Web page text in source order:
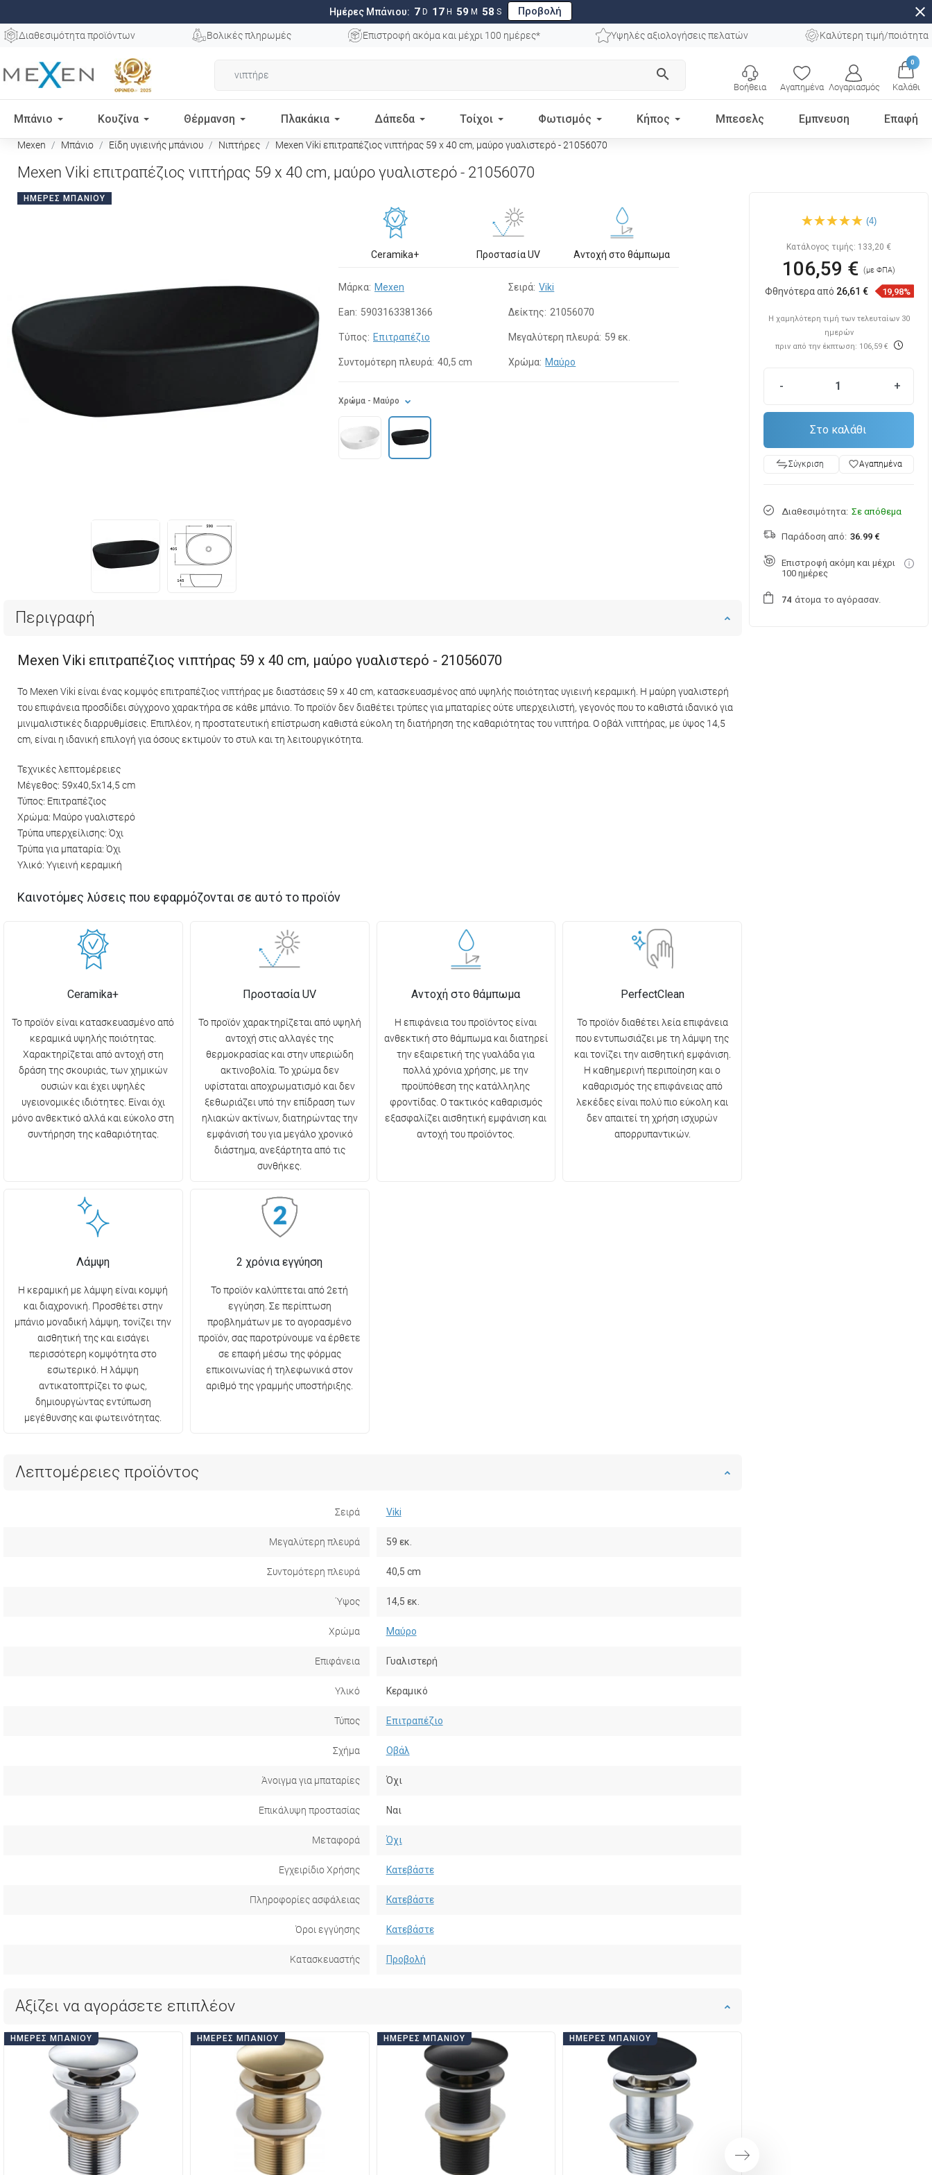
Ημέρες Μπάνιου: 7 D 17 H 59 M 57 S Προβολή close
Διαθεσιμότητα προϊόντων Βολικές πληρωμές Επιστροφή ακόμα και μέχρι 100 ημέρες* Υψηλές αξιολογήσεις πελατών Καλύτερη τιμή/ποιότητα
search
Αγαπημένα Λογαριασμός
0
Καλάθι
Βοήθεια
Μπάνιο Κουζίνα Θέρμανση Πλακάκια Δάπεδα Τοίχοι Φωτισμός Κήπος Μπεσελς Εμπνευση Επαφή
Mexen Μπάνιο Είδη υγιεινής μπάνιου Νιπτήρες Mexen Viki επιτραπέζιος νιπτήρας 59 x 40 cm, μαύρο γυαλιστερό - 21056070
Mexen Viki επιτραπέζιος νιπτήρας 59 x 40 cm, μαύρο γυαλιστερό - 21056070
ΗΜΈΡΕΣ ΜΠΆΝΙΟΥ
Ceramika+ Προστασία UV Αντοχή στο θάμπωμα
Μάρκα: Mexen Σειρά: Viki
Ean: 5903163381366 Δείκτης: 21056070
Τύπος: Επιτραπέζιο Μεγαλύτερη πλευρά: 59 εκ.
Συντομότερη πλευρά: 40,5 cm Χρώμα: Μαύρο
Χρώμα - Μαύρο
Περιγραφή
Mexen Viki επιτραπέζιος νιπτήρας 59 x 40 cm, μαύρο γυαλιστερό - 21056070
Το Mexen Viki είναι ένας κομψός επιτραπέζιος νιπτήρας με διαστάσεις 59 x 40 cm, κατασκευασμένος από υψηλής ποιότητας υγιεινή κεραμική. Η μαύρη γυαλιστερή
του επιφάνεια προσδίδει σύγχρονο χαρακτήρα σε κάθε μπάνιο. Το προϊόν δεν διαθέτει τρύπες για μπαταρίες ούτε υπερχειλιστή, γεγονός που το καθιστά ιδανικό για
μινιμαλιστικές διαρρυθμίσεις. Επιπλέον, η προστατευτική επίστρωση καθιστά εύκολη τη διατήρηση της καθαριότητας του νιπτήρα. Ο οβάλ νιπτήρας, με ύψος 14,5
cm, είναι η ιδανική επιλογή για όσους εκτιμούν το στυλ και τη λειτουργικότητα.
Τεχνικές λεπτομέρειες
Μέγεθος: 59x40,5x14,5 cm
Τύπος: Επιτραπέζιος
Χρώμα: Μαύρο γυαλιστερό
Τρύπα υπερχείλισης: Όχι
Τρύπα για μπαταρία: Όχι
Υλικό: Υγιεινή κεραμική
Καινοτόμες λύσεις που εφαρμόζονται σε αυτό το προϊόν
Ceramika+
Το προϊόν είναι κατασκευασμένο από
κεραμικά υψηλής ποιότητας.
Χαρακτηρίζεται από αντοχή στη
δράση της σκουριάς, των χημικών
ουσιών και έχει υψηλές
υγειονομικές ιδιότητες. Είναι όχι
μόνο ανθεκτικό αλλά και εύκολο στη
συντήρηση της καθαριότητας.
Προστασία UV
Το προϊόν χαρακτηρίζεται από υψηλή
αντοχή στις αλλαγές της
θερμοκρασίας και στην υπεριώδη
ακτινοβολία. Το χρώμα δεν
υφίσταται αποχρωματισμό και δεν
ξεθωριάζει υπό την επίδραση των
ηλιακών ακτίνων, διατηρώντας την
εμφάνισή του για μεγάλο χρονικό
διάστημα, ανεξάρτητα από τις
συνθήκες.
Αντοχή στο θάμπωμα
Η επιφάνεια του προϊόντος είναι
ανθεκτική στο θάμπωμα και διατηρεί
την εξαιρετική της γυαλάδα για
πολλά χρόνια χρήσης, με την
προϋπόθεση της κατάλληλης
φροντίδας. Ο τακτικός καθαρισμός
εξασφαλίζει αισθητική εμφάνιση και
αντοχή του προϊόντος.
PerfectClean
Το προϊόν διαθέτει λεία επιφάνεια
που εντυπωσιάζει με τη λάμψη της
και τονίζει την αισθητική εμφάνιση.
Η καθημερινή περιποίηση και ο
καθαρισμός της επιφάνειας από
λεκέδες είναι πολύ πιο εύκολη και
δεν απαιτεί τη χρήση ισχυρών
απορρυπαντικών.
Λάμψη
Η κεραμική με λάμψη είναι κομψή
και διαχρονική. Προσθέτει στην
μπάνιο μοναδική λάμψη, τονίζει την
αισθητική της και εισάγει
περισσότερη κομψότητα στο
εσωτερικό. Η λάμψη
αντικατοπτρίζει το φως,
δημιουργώντας εντύπωση
μεγέθυνσης και φωτεινότητας.
2 χρόνια εγγύηση
Το προϊόν καλύπτεται από 2ετή
εγγύηση. Σε περίπτωση
προβλημάτων με το αγορασμένο
προϊόν, σας παροτρύνουμε να έρθετε
σε επαφή μέσω της φόρμας
επικοινωνίας ή τηλεφωνικά στον
αριθμό της γραμμής υποστήριξης.
Λεπτομέρειες προϊόντος
Σειρά Viki
Μεγαλύτερη πλευρά 59 εκ.
Συντομότερη πλευρά 40,5 cm
Ύψος 14,5 εκ.
Χρώμα Μαύρο
Επιφάνεια Γυαλιστερή
Υλικό Κεραμικό
Τύπος Επιτραπέζιο
Σχήμα Οβάλ
Άνοιγμα για μπαταρίες Όχι
Επικάλυψη προστασίας Ναι
Μεταφορά Όχι
Εγχειρίδιο Χρήσης Κατεβάστε
Πληροφορίες ασφάλειας Κατεβάστε
Όροι εγγύησης Κατεβάστε
Κατασκευαστής Προβολή
Αξίζει να αγοράσετε επιπλέον
ΗΜΈΡΕΣ ΜΠΆΝΙΟΥ ΗΜΈΡΕΣ ΜΠΆΝΙΟΥ ΗΜΈΡΕΣ ΜΠΆΝΙΟΥ ΗΜΈΡΕΣ ΜΠΆΝΙΟΥ
Επόμενο
νιπτήρας 59 x 40 cm, μαύρο
(4)
Κατάλογος τιμής: 133,20 €
106,59 €(με ΦΠΑ)
Φθηνότερα από 26,61 € 19,98%
Η χαμηλότερη τιμή των τελευταίων 30
ημερών
πριν από την έκπτωση: 106,59 €
- +
Στο καλάθι
Σύγκριση favorite_borderΑγαπημένα
Διαθεσιμότητα: Σε απόθεμα
Παράδοση από: 36.99 €
Επιστροφή ακόμη και μέχρι
100 ημέρες
74 άτομα το αγόρασαν.